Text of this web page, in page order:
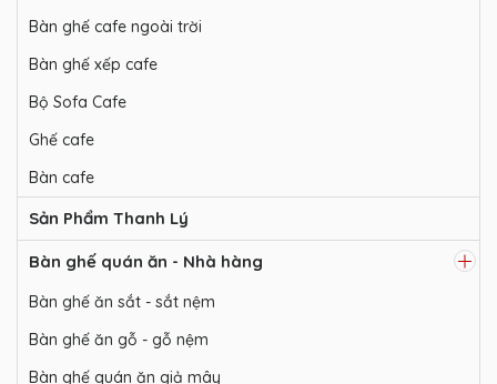
Bàn ghế cafe ngoài trời
Bàn ghế xếp cafe
Bộ Sofa Cafe
Ghế cafe
Bàn cafe
Sản Phẩm Thanh Lý
Bàn ghế quán ăn - Nhà hàng
Bàn ghế ăn sắt - sắt nệm
Bàn ghế ăn gỗ - gỗ nệm
Bàn ghế quán ăn giả mây